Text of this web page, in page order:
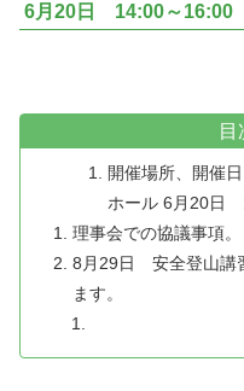
6月20日 14:00～16:00
目
開催場所、開
ホール 6月20日
理事会での協議事項。
8月29日 安全登山講
ます。